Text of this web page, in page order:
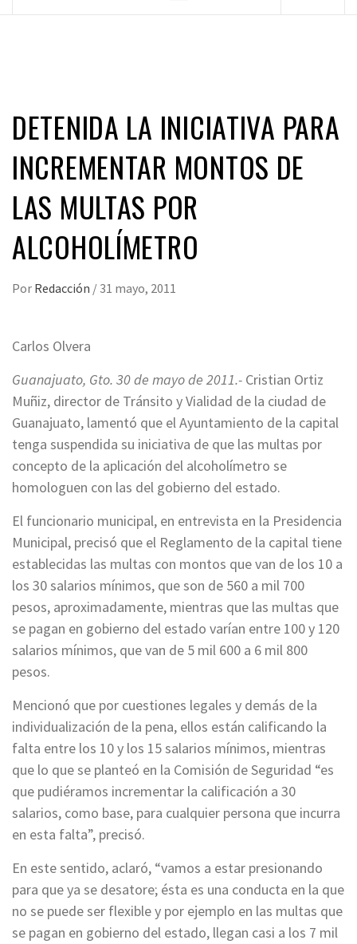
DETENIDA LA INICIATIVA PARA
INCREMENTAR MONTOS DE
LAS MULTAS POR
ALCOHOLÍMETRO
Por Redacción / 31 mayo, 2011
Carlos Olvera
Guanajuato, Gto. 30 de mayo de 2011.- Cristian Ortiz
Muñiz, director de Tránsito y Vialidad de la ciudad de
Guanajuato, lamentó que el Ayuntamiento de la capital
tenga suspendida su iniciativa de que las multas por
concepto de la aplicación del alcoholímetro se
homologuen con las del gobierno del estado.
El funcionario municipal, en entrevista en la Presidencia
Municipal, precisó que el Reglamento de la capital tiene
establecidas las multas con montos que van de los 10 a
los 30 salarios mínimos, que son de 560 a mil 700
pesos, aproximadamente, mientras que las multas que
se pagan en gobierno del estado varían entre 100 y 120
salarios mínimos, que van de 5 mil 600 a 6 mil 800
pesos.
Mencionó que por cuestiones legales y demás de la
individualización de la pena, ellos están calificando la
falta entre los 10 y los 15 salarios mínimos, mientras
que lo que se planteó en la Comisión de Seguridad “es
que pudiéramos incrementar la calificación a 30
salarios, como base, para cualquier persona que incurra
en esta falta”, precisó.
En este sentido, aclaró, “vamos a estar presionando
para que ya se desatore; ésta es una conducta en la que
no se puede ser flexible y por ejemplo en las multas que
se pagan en gobierno del estado, llegan casi a los 7 mil